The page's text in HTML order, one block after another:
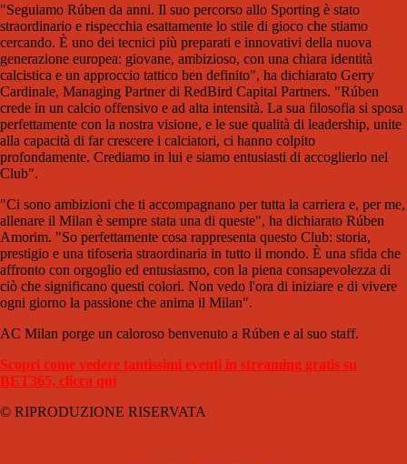
"Seguiamo Rúben da anni. Il suo percorso allo Sporting è stato
straordinario e rispecchia esattamente lo stile di gioco che stiamo
cercando. È uno dei tecnici più preparati e innovativi della nuova
generazione europea: giovane, ambizioso, con una chiara identità
calcistica e un approccio tattico ben definito", ha dichiarato Gerry
Cardinale, Managing Partner di RedBird Capital Partners. "Rúben
crede in un calcio offensivo e ad alta intensità. La sua filosofia si sposa
perfettamente con la nostra visione, e le sue qualità di leadership, unite
alla capacità di far crescere i calciatori, ci hanno colpito
profondamente. Crediamo in lui e siamo entusiasti di accoglierlo nel
Club".
"Ci sono ambizioni che ti accompagnano per tutta la carriera e, per me,
allenare il Milan è sempre stata una di queste", ha dichiarato Rúben
Amorim. "So perfettamente cosa rappresenta questo Club: storia,
prestigio e una tifoseria straordinaria in tutto il mondo. È una sfida che
affronto con orgoglio ed entusiasmo, con la piena consapevolezza di
ciò che significano questi colori. Non vedo l'ora di iniziare e di vivere
ogni giorno la passione che anima il Milan".
AC Milan porge un caloroso benvenuto a Rúben e al suo staff.
Scopri come vedere tantissimi eventi in streaming gratis su
BET365, clicca qui
© RIPRODUZIONE RISERVATA